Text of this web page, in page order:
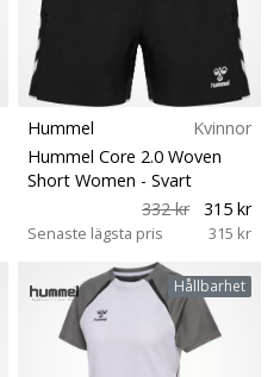
Hummel
Kvinnor
Hummel Core 2.0 Woven
Short Women - Svart
332 kr
315 kr
Senaste lägsta pris 315 kr
Hållbarhet